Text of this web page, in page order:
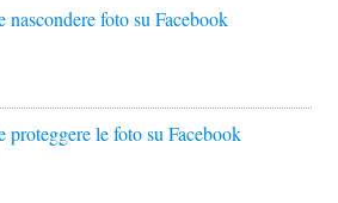
nascondere foto su Facebook
proteggere le foto su Facebook